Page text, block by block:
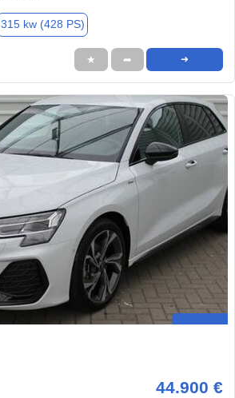
315 kw (428 PS)
★ ➦ ➜
44.900 €